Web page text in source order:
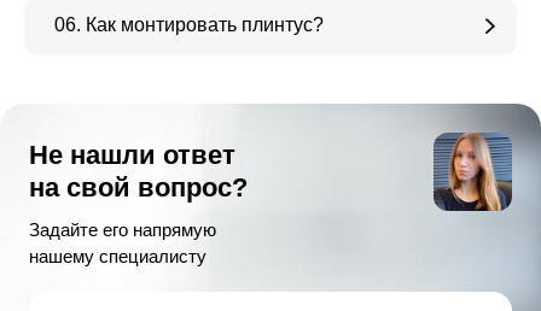
06. Как монтировать плинтус?
Не нашли ответ
на свой вопрос?
Задайте его напрямую
нашему специалисту